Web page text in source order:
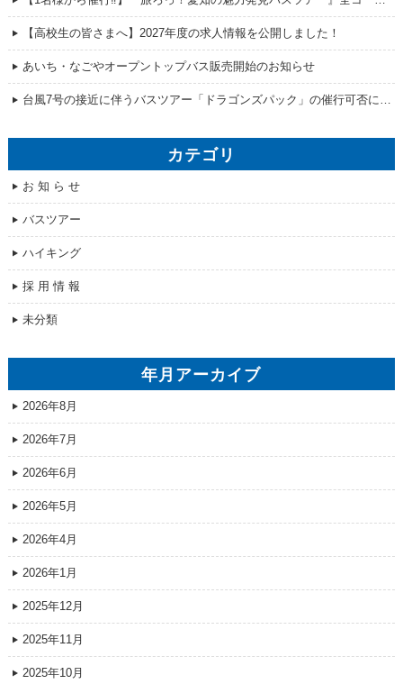
【高校生の皆さまへ】2027年度の求人情報を公開しました！
あいち・なごやオープントップバス販売開始のお知らせ
台風7号の接近に伴うバスツアー「ドラゴンズパック」の催行可否について
カテゴリ
お 知 ら せ
バスツアー
ハイキング
採 用 情 報
未分類
年月アーカイブ
2026年8月
2026年7月
2026年6月
2026年5月
2026年4月
2026年1月
2025年12月
2025年11月
2025年10月